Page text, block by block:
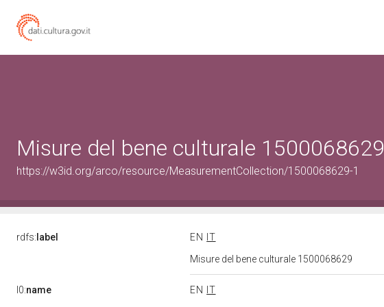
Misure del bene culturale 1500068629
https://w3id.org/arco/resource/MeasurementCollection/1500068629-1
rdfs: label EN
IT
Misure del bene culturale 1500068629
l0:name EN
IT